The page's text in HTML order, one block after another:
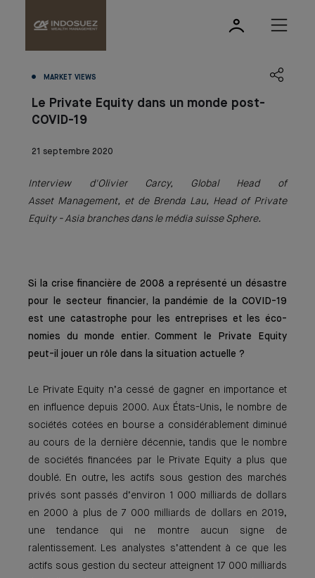
MARKET VIEWS
Le Private Equity dans un monde post-
COVID-19
21 septembre 2020
Interview d'Olivier Carcy, Global Head of
Asset Management, et de Brenda Lau, Head of Private
Equity - Asia branches dans le média suisse Sphere.
Si la crise financière de 2008 a repré­senté un désastre
pour le secteur finan­cier, la pandémie de la COVID-19
est une catastrophe pour les entreprises et les éco­
nomies du monde entier. Comment le Private Equity
peut-il jouer un rôle dans la situation actuelle ?
Le Private Equity n’a cessé de gagner en importance et
en influence depuis 2000. Aux États-Unis, le nombre de
sociétés cotées en bourse a considérablement diminué
au cours de la dernière décennie, tandis que le nombre
de sociétés finan­cées par le Private Equity a plus que
doublé. En outre, les actifs sous gestion des marchés
privés sont passés d’environ 1 000 milliards de dollars
en 2000 à plus de 7 000 milliards de dollars en 2019,
une tendance qui ne montre aucun signe de
ralentissement. Les analystes s’attendent à ce que les
actifs sous gestion du secteur atteignent 17 000 milliards